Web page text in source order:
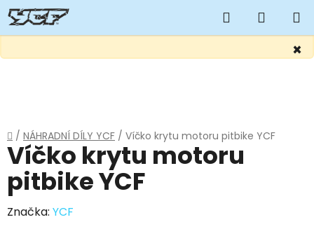
×
Hledat
KOŠÍK
Domů
/ NÁHRADNÍ DÍLY YCF / Víčko krytu motoru pitbike YCF
Víčko krytu motoru
pitbike YCF
Značka: YCF